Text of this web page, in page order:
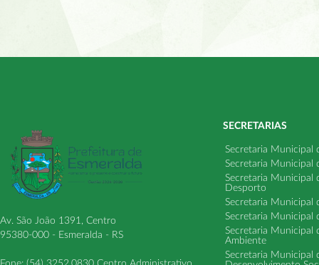
Av. São João 1391, Centro
95380-000 - Esmeralda - RS
SECRETARIAS
Secretaria Municipal
Secretaria Municipal
Secretaria Municipal
Desporto
Secretaria Municipal
Secretaria Municipal
Secretaria Municipal
Ambiente
Secretaria Municipal